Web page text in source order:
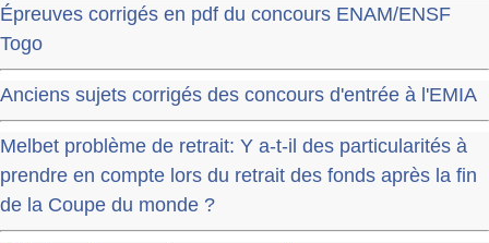
Épreuves corrigés en pdf du concours ENAM/ENSF
Togo
Anciens sujets corrigés des concours d'entrée à l'EMIA
Melbet problème de retrait: Y a-t-il des particularités à
prendre en compte lors du retrait des fonds après la fin
de la Coupe du monde ?